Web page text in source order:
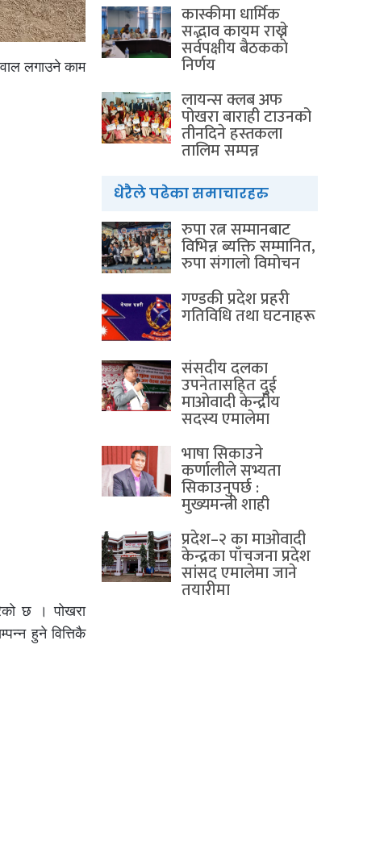
लगाउने काम
छ । पोखरा
हुने वित्तिकै
कास्कीमा धार्मिक
सद्भाव कायम राख्ने
सर्वपक्षीय बैठककाे
निर्णय
लायन्स क्लब अफ
पोखरा बाराही टाउनको
तीनदिने हस्तकला
तालिम सम्पन्न
धेरैले पढेका समाचारहरु
रुपा रत्न सम्मानबाट
विभिन्न ब्यक्ति सम्मानित,
रुपा संगालो विमोचन
गण्डकी प्रदेश प्रहरी
गतिविधि तथा घटनाहरू
संसदीय दलका
उपनेतासहित दुई
माओवादी केन्द्रीय
सदस्य एमालेमा
भाषा सिकाउने
कर्णालीले सभ्यता
सिकाउनुपर्छ :
मुख्यमन्त्री शाही
प्रदेश–२ का माओवादी
केन्द्रका पाँचजना प्रदेश
सांसद एमालेमा जाने
तयारीमा